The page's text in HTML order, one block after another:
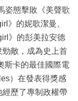
姿態擊敗《美聲歌
》的妮歌潔曼、
》的彭美拉安德
敵，成為史上首
斯卡的最佳國際電
）在發表得獎感
歷了專制政權帶